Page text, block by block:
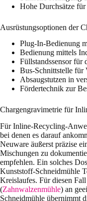
Hohe Durchsätze
Ausrüstungsoptionen der
Plug-In-Bedienung
Bedienung mittels
Füllstandssensor für
Bus-Schnittstelle für
Absaugstutzen in
Fördertechnik zur
Chargengravimetrie für
Für Inline-Recycling-
bei denen es darauf
Neuware äußerst präzise
Mischungen zu
empfehlen. Ein solches
Kunststoff-Schneidmühle
Kreislaufes. Für diesen
(Zahnwalzenmühle) an
Schneidmühle übernimmt